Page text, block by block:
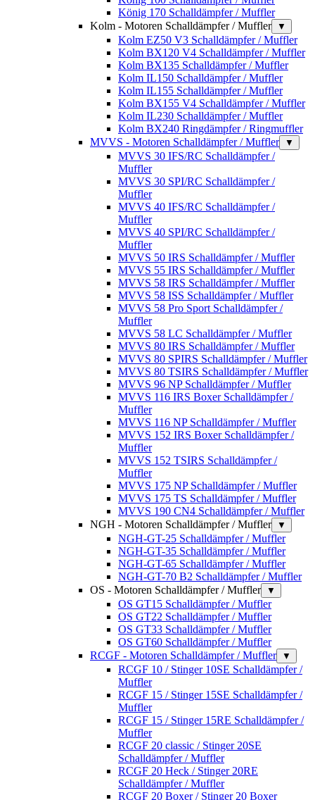
König 170 Schalldämpfer / Muffler
Kolm - Motoren Schalldämpfer / Muffler
▼
Kolm EZ50 V3 Schalldämpfer / Muffler
Kolm BX120 V4 Schalldämpfer / Muffler
Kolm BX135 Schalldämpfer / Muffler
Kolm IL150 Schalldämpfer / Muffler
Kolm IL155 Schalldämpfer / Muffler
Kolm BX155 V4 Schalldämpfer / Muffler
Kolm IL230 Schalldämpfer / Muffler
Kolm BX240 Ringdämpfer / Ringmuffler
MVVS - Motoren Schalldämpfer / Muffler
▼
MVVS 30 IFS/RC Schalldämpfer /
Muffler
MVVS 30 SPI/RC Schalldämpfer /
Muffler
MVVS 40 IFS/RC Schalldämpfer /
Muffler
MVVS 40 SPI/RC Schalldämpfer /
Muffler
MVVS 50 IRS Schalldämpfer / Muffler
MVVS 55 IRS Schalldämpfer / Muffler
MVVS 58 IRS Schalldämpfer / Muffler
MVVS 58 ISS Schalldämpfer / Muffler
MVVS 58 Pro Sport Schalldämpfer /
Muffler
MVVS 58 LC Schalldämpfer / Muffler
MVVS 80 IRS Schalldämpfer / Muffler
MVVS 80 SPIRS Schalldämpfer / Muffler
MVVS 80 TSIRS Schalldämpfer / Muffler
MVVS 96 NP Schalldämpfer / Muffler
MVVS 116 IRS Boxer Schalldämpfer /
Muffler
MVVS 116 NP Schalldämpfer / Muffler
MVVS 152 IRS Boxer Schalldämpfer /
Muffler
MVVS 152 TSIRS Schalldämpfer /
Muffler
MVVS 175 NP Schalldämpfer / Muffler
MVVS 175 TS Schalldämpfer / Muffler
MVVS 190 CN4 Schalldämpfer / Muffler
NGH - Motoren Schalldämpfer / Muffler
▼
NGH-GT-25 Schalldämpfer / Muffler
NGH-GT-35 Schalldämpfer / Muffler
NGH-GT-65 Schalldämpfer / Muffler
NGH-GT-70 B2 Schalldämpfer / Muffler
OS - Motoren Schalldämpfer / Muffler
▼
OS GT15 Schalldämpfer / Muffler
OS GT22 Schalldämpfer / Muffler
OS GT33 Schalldämpfer / Muffler
OS GT60 Schalldämpfer / Muffler
RCGF - Motoren Schalldämpfer / Muffler
▼
RCGF 10 / Stinger 10SE Schalldämpfer /
Muffler
RCGF 15 / Stinger 15SE Schalldämpfer /
Muffler
RCGF 15 / Stinger 15RE Schalldämpfer /
Muffler
RCGF 20 classic / Stinger 20SE
Schalldämpfer / Muffler
RCGF 20 Heck / Stinger 20RE
Schalldämpfer / Muffler
RCGF 20 Boxer / Stinger 20 Boxer